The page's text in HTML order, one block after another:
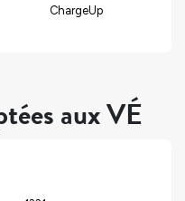
ChargeUp
aux VÉ